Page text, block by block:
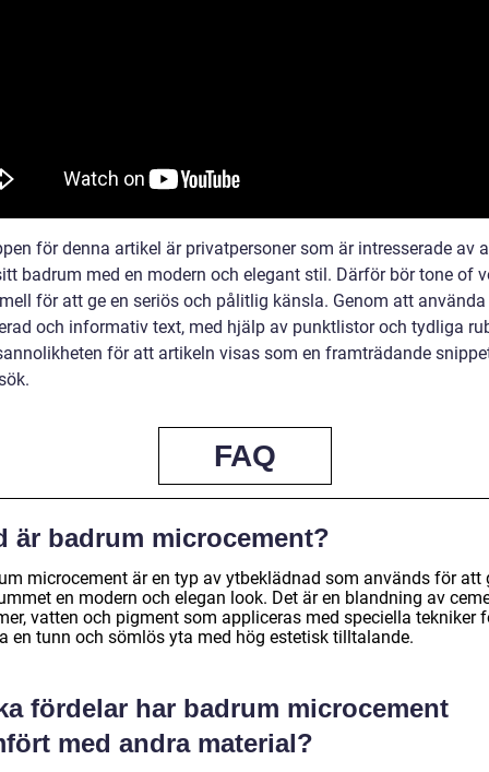
för denna artikel är privatpersoner som är intresserade av
badrum med en modern och elegant stil. Därför bör tone of
för att ge en seriös och pålitlig känsla. Genom att använda
och informativ text, med hjälp av punktlistor och tydliga
för att artikeln visas som en framträdande
FAQ
är badrum microcement?
microcement är en typ av ytbeklädnad som används för att
en modern och elegan look. Det är en blandning av
vatten och pigment som appliceras med speciella tekniker
en tunn och sömlös yta med hög estetisk tilltalande.
fördelar har badrum microcement
med andra material?